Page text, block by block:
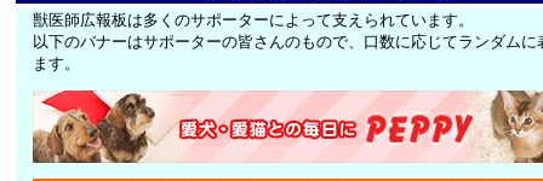
獣医師広報板は多くのサポーターによって支えられています。
以下のバナーはサポーターの皆さんのもので、口数に応じてランダムに
ます。